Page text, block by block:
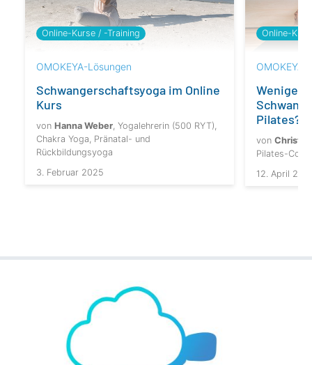
Online-Kurse / -Training
OMOKEYA-Lösungen
Schwangerschaftsyoga im Online
Kurs
von Hanna Weber , Yogalehrerin (500 RYT),
Chakra Yoga, Pränatal- und
Rückbildungsyoga
3. Februar 2025
Online-
OMOKEYA-
Weniger
Pilates?
von
Pilates-
12. April